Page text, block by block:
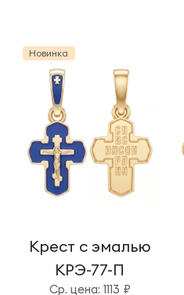
Новинка
Крест с эмалью
КРЭ-77-П
Cр. цена: 1113 ₽